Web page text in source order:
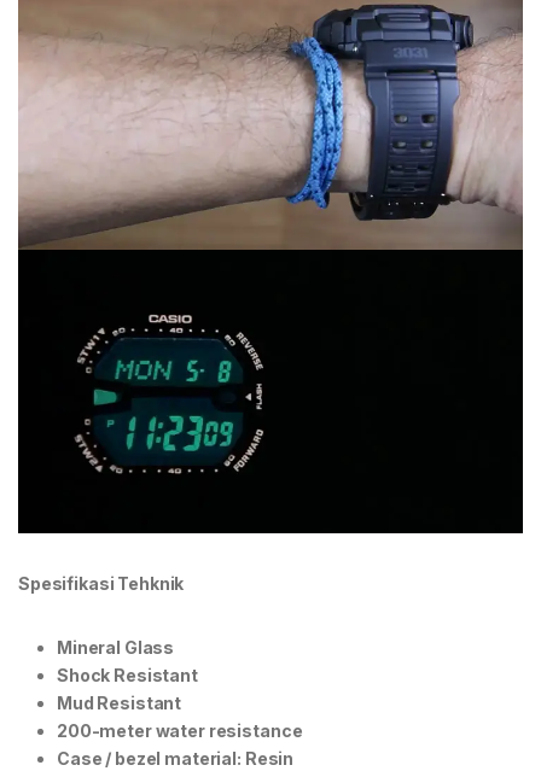
Spesifikasi Tehknik
Mineral Glass
Shock Resistant
Mud Resistant
200-meter water resistance
Case / bezel material: Resin